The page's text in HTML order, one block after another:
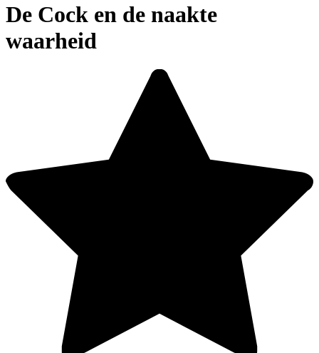
De Cock en de naakte
waarheid